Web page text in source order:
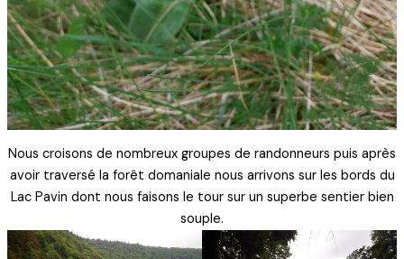
Nous croisons de nombreux groupes de randonneurs puis après
avoir traversé la forêt domaniale nous arrivons sur les bords du
Lac Pavin dont nous faisons le tour sur un superbe sentier bien
souple.